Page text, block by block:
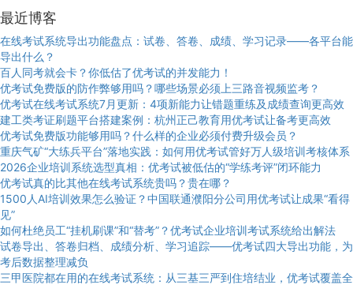
最近博客
在线考试系统导出功能盘点：试卷、答卷、成绩、学习记录——各平台能
导出什么？
百人同考就会卡？你低估了优考试的并发能力！
优考试免费版的防作弊够用吗？哪些场景必须上三路音视频监考？
优考试在线考试系统7月更新：4项新能力让错题重练及成绩查询更高效
建工类考证刷题平台搭建案例：杭州正己教育用优考试让备考更高效
优考试免费版功能够用吗？什么样的企业必须付费升级会员？
重庆气矿“大练兵平台”落地实践：如何用优考试管好万人级培训考核体系
2026企业培训系统选型真相：优考试被低估的“学练考评”闭环能力
优考试真的比其他在线考试系统贵吗？贵在哪？
1500人AI培训效果怎么验证？中国联通濮阳分公司用优考试让成果“看得
见”
如何杜绝员工“挂机刷课”和“替考”？优考试企业培训考试系统给出解法
试卷导出、答卷归档、成绩分析、学习追踪——优考试四大导出功能，为
考后数据整理减负
三甲医院都在用的在线考试系统：从三基三严到住培结业，优考试覆盖全